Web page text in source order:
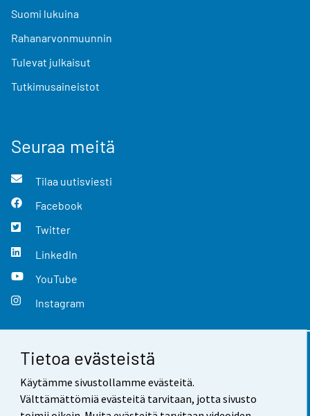
Tietoa evästeistä
Käytämme sivustollamme evästeitä.
Välttämättömiä evästeitä tarvitaan, jotta sivusto
Suomi lukuina
Rahanarvonmuunnin
Tulevat julkaisut
Tutkimusaineistot
Seuraa meitä
Tilaa uutisviesti
Facebook
Twitter
LinkedIn
YouTube
Instagram
Yhteystiedot
Palaute